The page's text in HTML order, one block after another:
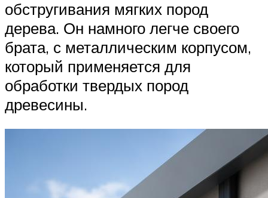
обстругивания мягких пород
дерева. Он намного легче своего
брата, с металлическим корпусом,
который применяется для
обработки твердых пород
древесины.